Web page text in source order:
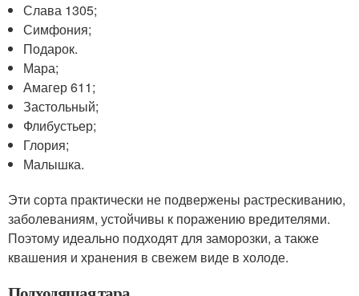
Слава 1305;
Симфония;
Подарок.
Мара;
Амагер 611;
Застольный;
Флибустьер;
Глория;
Малышка.
Эти сорта практически не подвержены растрескиванию,
заболеваниям, устойчивы к поражению вредителями.
Поэтому идеально подходят для заморозки, а также
квашения и хранения в свежем виде в холоде.